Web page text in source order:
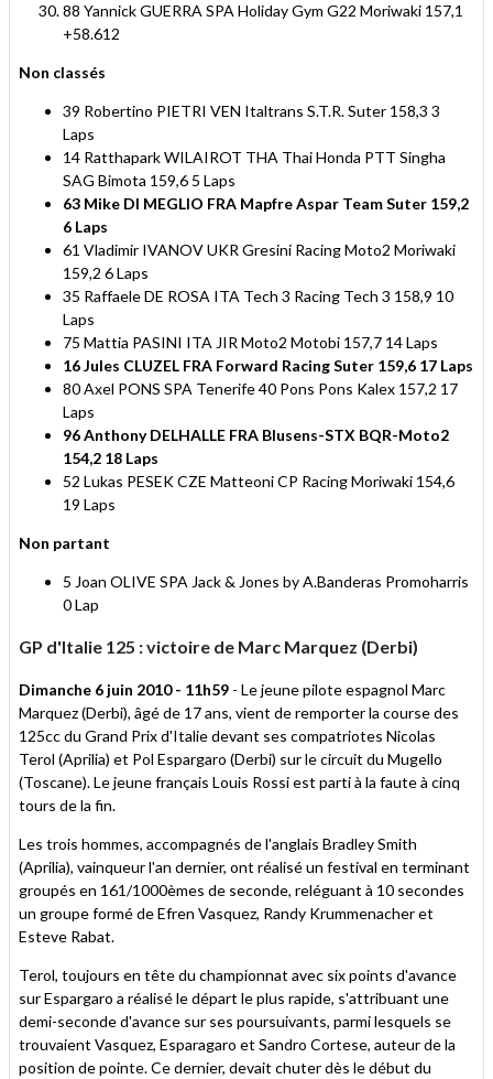
88 Yannick GUERRA SPA Holiday Gym G22 Moriwaki 157,1
+58.612
Non classés
39 Robertino PIETRI VEN Italtrans S.T.R. Suter 158,3 3
Laps
14 Ratthapark WILAIROT THA Thai Honda PTT Singha
SAG Bimota 159,6 5 Laps
63 Mike DI MEGLIO FRA Mapfre Aspar Team Suter 159,2
6 Laps
61 Vladimir IVANOV UKR Gresini Racing Moto2 Moriwaki
159,2 6 Laps
35 Raffaele DE ROSA ITA Tech 3 Racing Tech 3 158,9 10
Laps
75 Mattia PASINI ITA JIR Moto2 Motobi 157,7 14 Laps
16 Jules CLUZEL FRA Forward Racing Suter 159,6 17 Laps
80 Axel PONS SPA Tenerife 40 Pons Pons Kalex 157,2 17
Laps
96 Anthony DELHALLE FRA Blusens-STX BQR-Moto2
154,2 18 Laps
52 Lukas PESEK CZE Matteoni CP Racing Moriwaki 154,6
19 Laps
Non partant
5 Joan OLIVE SPA Jack & Jones by A.Banderas Promoharris
0 Lap
GP d'Italie 125 : victoire de Marc Marquez (Derbi)
Dimanche 6 juin 2010 - 11h59 - Le jeune pilote espagnol Marc
Marquez (Derbi), âgé de 17 ans, vient de remporter la course des
125cc du Grand Prix d'Italie devant ses compatriotes Nicolas
Terol (Aprilia) et Pol Espargaro (Derbi) sur le circuit du Mugello
(Toscane). Le jeune français Louis Rossi est parti à la faute à cinq
tours de la fin.
Les trois hommes, accompagnés de l'anglais Bradley Smith
(Aprilia), vainqueur l'an dernier, ont réalisé un festival en terminant
groupés en 161/1000èmes de seconde, reléguant à 10 secondes
un groupe formé de Efren Vasquez, Randy Krummenacher et
Esteve Rabat.
Terol, toujours en tête du championnat avec six points d'avance
sur Espargaro a réalisé le départ le plus rapide, s'attribuant une
demi-seconde d'avance sur ses poursuivants, parmi lesquels se
trouvaient Vasquez, Esparagaro et Sandro Cortese, auteur de la
position de pointe. Ce dernier, devait chuter dès le début du